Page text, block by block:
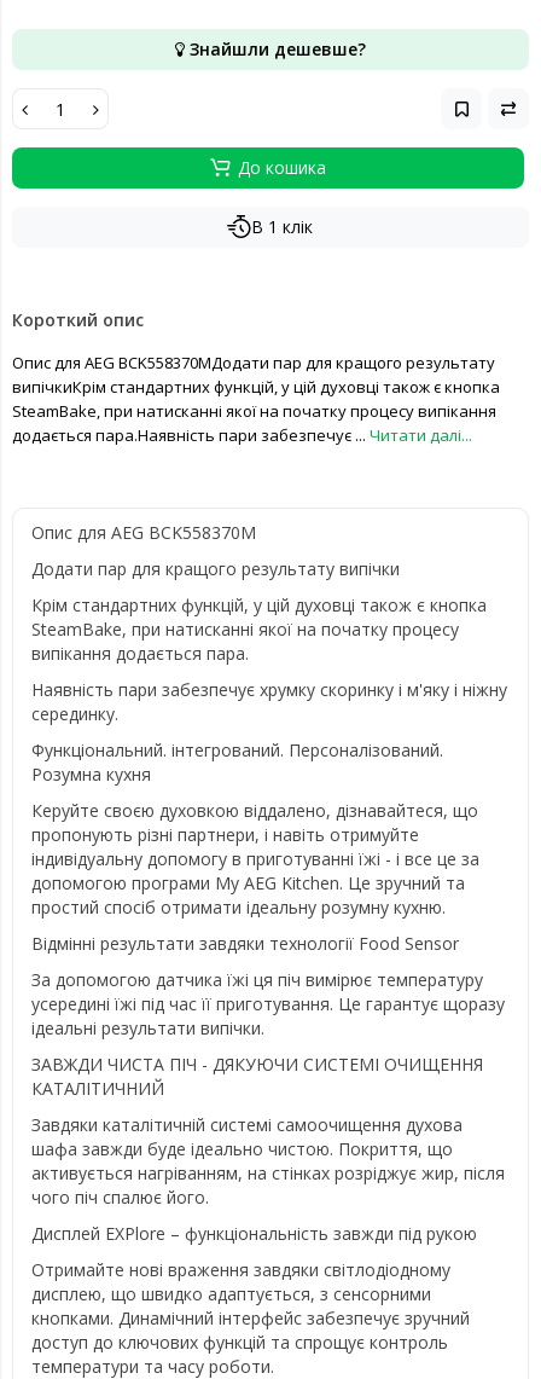
Знайшли дешевше?
До кошика
В 1 клік
Короткий опис
Опис для AEG BCK558370MДодати пар для кращого результату
випічкиКрім стандартних функцій, у цій духовці також є кнопка
SteamBake, при натисканні якої на початку процесу випікання
додається пара.Наявність пари забезпечує ... Читати далі...
Опис для AEG BCK558370M
Додати пар для кращого результату випічки
Крім стандартних функцій, у цій духовці також є кнопка
SteamBake, при натисканні якої на початку процесу
випікання додається пара.
Наявність пари забезпечує хрумку скоринку і м'яку і ніжну
серединку.
Функціональний. інтегрований. Персоналізований.
Розумна кухня
Керуйте своєю духовкою віддалено, дізнавайтеся, що
пропонують різні партнери, і навіть отримуйте
індивідуальну допомогу в приготуванні їжі - і все це за
допомогою програми My AEG Kitchen. Це зручний та
простий спосіб отримати ідеальну розумну кухню.
Відмінні результати завдяки технології Food Sensor
За допомогою датчика їжі ця піч вимірює температуру
усередині їжі під час її приготування. Це гарантує щоразу
ідеальні результати випічки.
ЗАВЖДИ ЧИСТА ПІЧ - ДЯКУЮЧИ СИСТЕМІ ОЧИЩЕННЯ
КАТАЛІТИЧНИЙ
Завдяки каталітичній системі самоочищення духова
шафа завжди буде ідеально чистою. Покриття, що
активується нагріванням, на стінках розріджує жир, після
чого піч спалює його.
Дисплей EXPlore – функціональність завжди під рукою
Отримайте нові враження завдяки світлодіодному
дисплею, що швидко адаптується, з сенсорними
кнопками. Динамічний інтерфейс забезпечує зручний
доступ до ключових функцій та спрощує контроль
температури та часу роботи.